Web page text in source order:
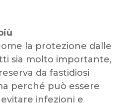
la protezione dalle
sia molto importante,
da fastidiosi
perché può essere
infezioni e